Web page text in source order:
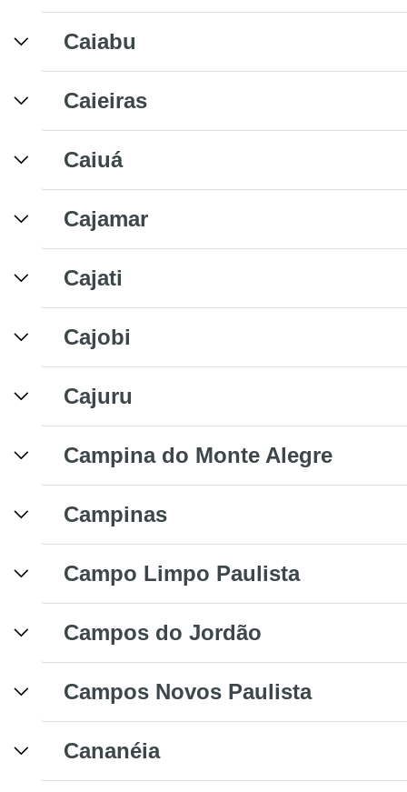
Caiabu
Caieiras
Caiuá
Cajamar
Cajati
Cajobi
Cajuru
Campina do Monte Alegre
Campinas
Campo Limpo Paulista
Campos do Jordão
Campos Novos Paulista
Cananéia